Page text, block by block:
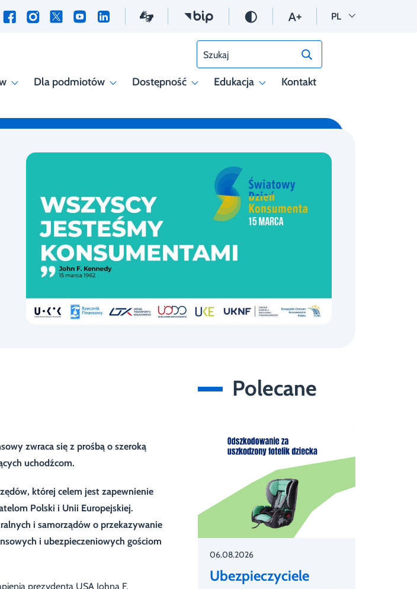
PL Wersja polska
Dla podmiotów Dostępność Edukacja Kontakt
Szukaj
zwraca się z prośbą o szeroką
uchodźcom.
której celem jest zapewnienie
Polski i Unii Europejskiej.
i samorządów o przekazywanie
i ubezpieczeniowych gościom
prezydenta USA Johna F.
Polecane
06.08.2026
Ubezpieczyciele